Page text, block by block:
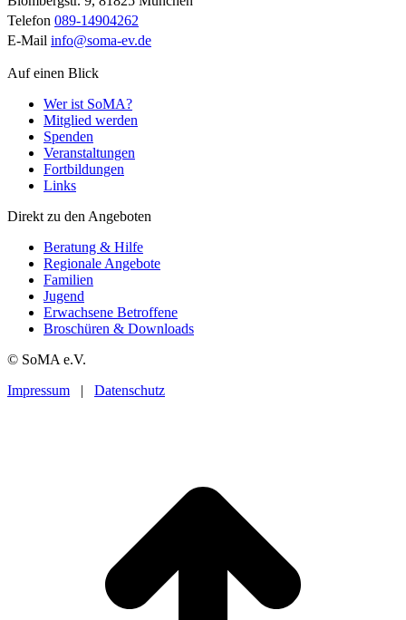
Telefon 089-14904262
E-Mail info@soma-ev.de
Auf einen Blick
Wer ist SoMA?
Mitglied werden
Spenden
Veranstaltungen
Fortbildungen
Links
Direkt zu den Angeboten
Beratung & Hilfe
Regionale Angebote
Familien
Jugend
Erwachsene Betroffene
Broschüren & Downloads
© SoMA e.V.
Impressum | Datenschutz